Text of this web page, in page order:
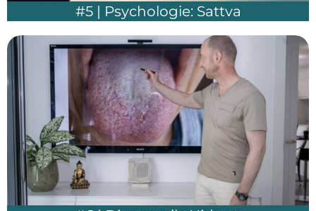
#5 | Psychologie: Sattva